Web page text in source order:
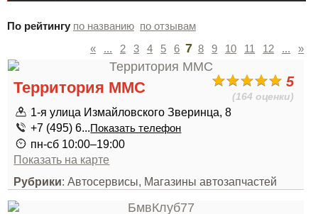
По рейтингу по названию по отзывам
«
... 2 3 4 5 6 7 8 9 10 11 12 ... »
5
(164 оценки)
Территория ММС
1-я улица Измайловского Зверинца, 8
+7 (495) 6...Показать телефон
пн-сб 10:00–19:00
Показать на карте
Рубрики: Автосервисы, Магазины автозапчастей